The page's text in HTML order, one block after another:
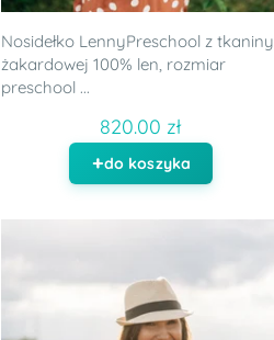
Nosidełko LennyPreschool z tkaniny
żakardowej 100% len, rozmiar
preschool ...
820.00 zł
do koszyka